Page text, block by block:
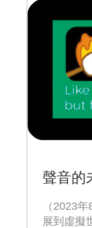
聲音的
（2023
展到虛擬